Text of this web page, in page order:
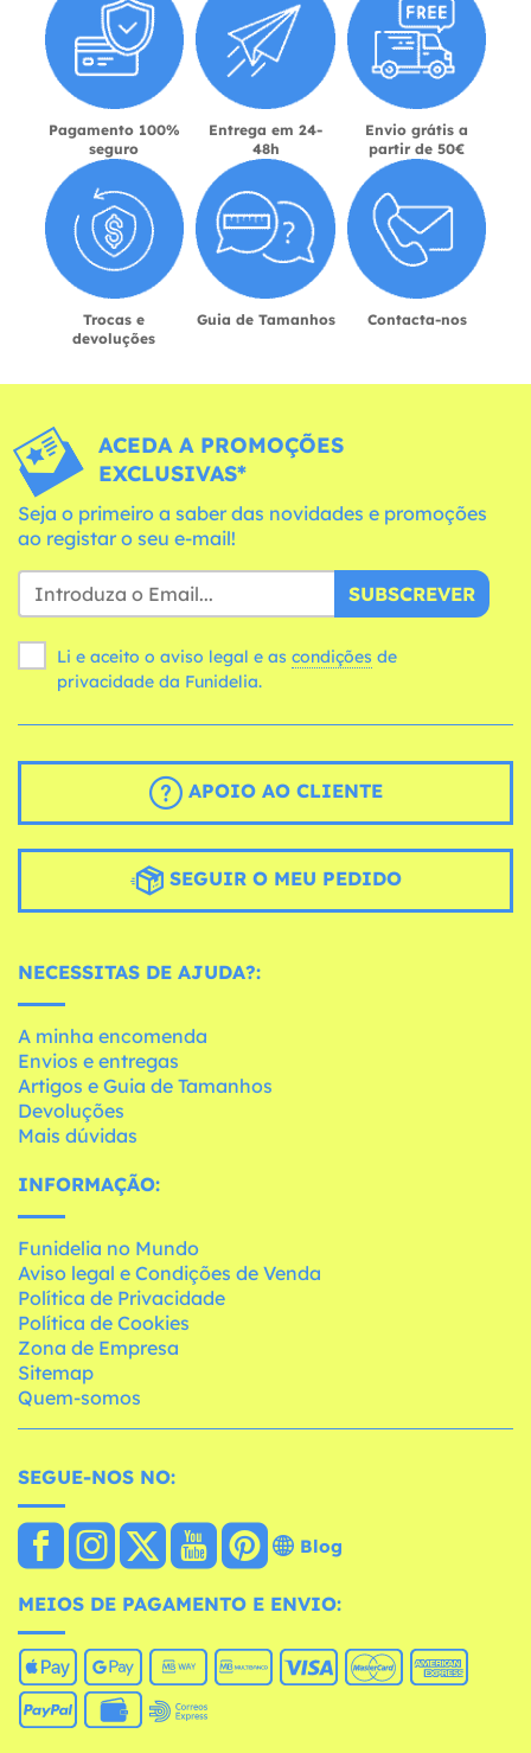
Pagamento 100%
seguro
Entrega em 24-
48h
Envio grátis a
partir de 50€
Trocas e
devoluções
Guia de Tamanhos Contacta-nos
ACEDA A PROMOÇÕES
EXCLUSIVAS*
Seja o primeiro a saber das novidades e promoções
ao registar o seu e-mail!
SUBSCREVER
Li e aceito o aviso legal e as condições
privacidade da Funidelia.
APOIO AO CLIENTE
SEGUIR O MEU PEDIDO
NECESSITAS DE AJUDA?:
A minha encomenda
Envios e entregas
Artigos e Guia de Tamanhos
Devoluções
Mais dúvidas
INFORMAÇÃO:
Funidelia no Mundo
Aviso legal e Condições de Venda
Política de Privacidade
Política de Cookies
Zona de Empresa
Sitemap
Quem-somos
SEGUE-NOS NO:
Blog
MEIOS DE PAGAMENTO E ENVIO: